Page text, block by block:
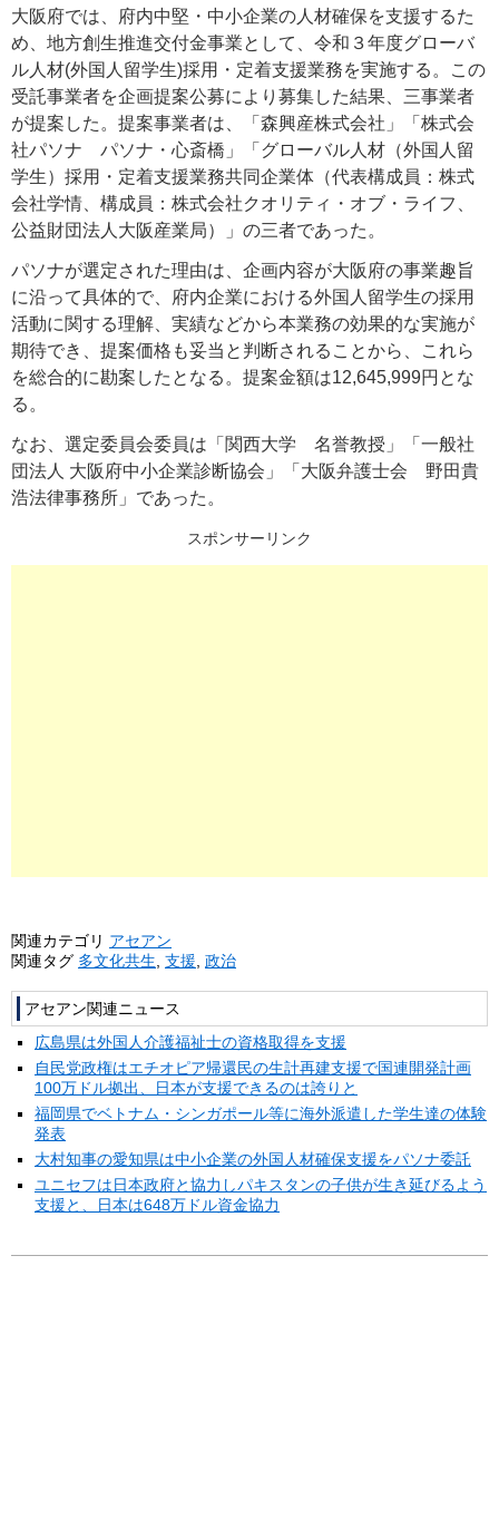
大阪府では、府内中堅・中小企業の人材確保を支援するた
め、地方創生推進交付金事業として、令和３年度グローバ
ル人材(外国人留学生)採用・定着支援業務を実施する。この
受託事業者を企画提案公募により募集した結果、三事業者
が提案した。提案事業者は、「森興産株式会社」「株式会
社パソナ パソナ・心斎橋」「グローバル人材（外国人留
学生）採用・定着支援業務共同企業体（代表構成員：株式
会社学情、構成員：株式会社クオリティ・オブ・ライフ、
公益財団法人大阪産業局）」の三者であった。
パソナが選定された理由は、企画内容が大阪府の事業趣旨
に沿って具体的で、府内企業における外国人留学生の採用
活動に関する理解、実績などから本業務の効果的な実施が
期待でき、提案価格も妥当と判断されることから、これら
を総合的に勘案したとなる。提案金額は12,645,999円とな
る。
なお、選定委員会委員は「関西大学 名誉教授」「一般社
団法人 大阪府中小企業診断協会」「大阪弁護士会 野田貴
浩法律事務所」であった。
スポンサーリンク
関連カテゴリ アセアン
関連タグ 多文化共生 支援 政治
アセアン関連ニュース
広島県は外国人介護福祉士の資格取得を支援
自民党政権はエチオピア帰還民の生計再建支援で国連開発計画
100万ドル拠出、日本が支援できるのは誇りと
福岡県でベトナム・シンガポール等に海外派遣した学生達の体験
発表
大村知事の愛知県は中小企業の外国人材確保支援をパソナ委託
ユニセフは日本政府と協力しパキスタンの子供が生き延びるよう
支援と、日本は648万ドル資金協力